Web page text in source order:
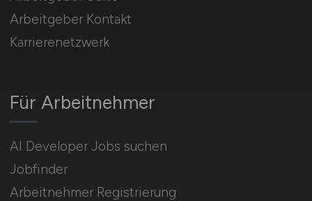
Für Arbeitnehmer
AI Developer Jobs suchen
Jobfinder
Arbeitnehmer Registrierung
Arbeitgeber Kontakt
Karrierenetzwerk